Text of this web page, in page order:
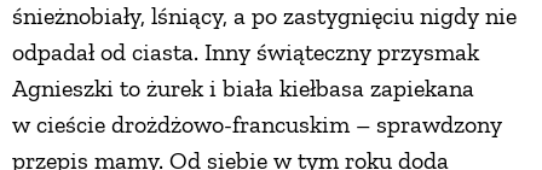
śnieżnobiały, lśniący, a po zastygnięciu nigdy nie
odpadał od ciasta. Inny świąteczny przysmak
Agnieszki to żurek i biała kiełbasa zapiekana
w cieście drożdżowo-francuskim – sprawdzony
przepis mamy. Od siebie w tym roku doda